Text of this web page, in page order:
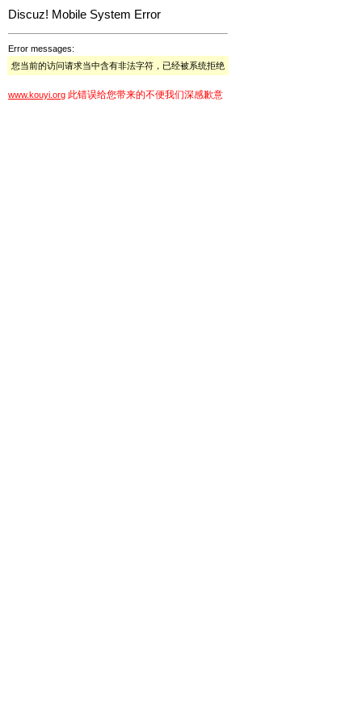
Discuz! Mobile System Error
Error messages:
您当前的访问请求当中含有非法字符，已经被系统拒绝
www.kouyi.org 此错误给您带来的不便我们深感歉意